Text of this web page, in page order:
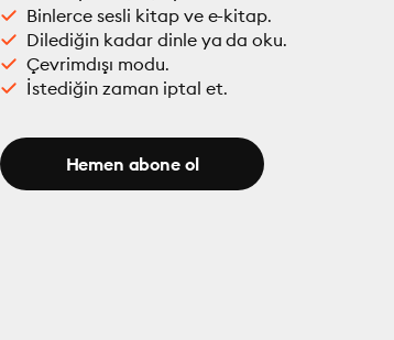
Binlerce sesli kitap ve e-kitap.
Dilediğin kadar dinle ya da oku.
Çevrimdışı modu.
İstediğin zaman iptal et.
Hemen abone ol